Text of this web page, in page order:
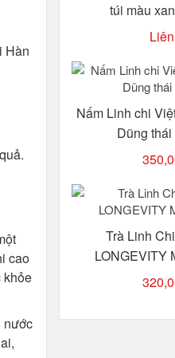
Hàn
cao
khỏe
nước
túi màu
Nấm Linh chi
Dũng
Trà Linh
LONGEVITY